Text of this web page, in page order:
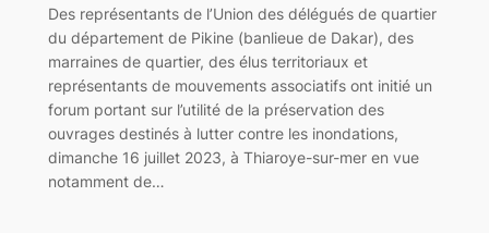
Des représentants de l’Union des délégués de quartier
du département de Pikine (banlieue de Dakar), des
marraines de quartier, des élus territoriaux et
représentants de mouvements associatifs ont initié un
forum portant sur l’utilité de la préservation des
ouvrages destinés à lutter contre les inondations,
dimanche 16 juillet 2023, à Thiaroye-sur-mer en vue
notamment de…